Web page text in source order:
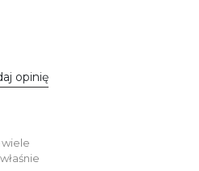
opinię
wiele